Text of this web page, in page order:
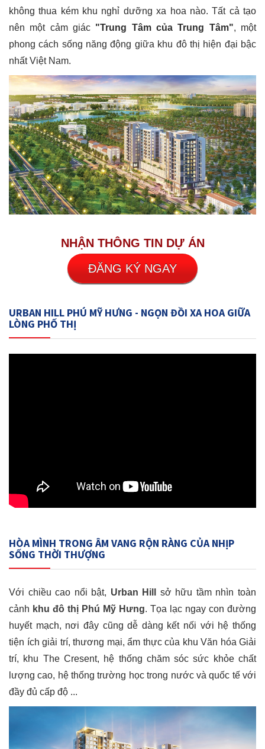
không thua kém khu nghỉ dưỡng xa hoa nào. Tất cả tạo
nên một cảm giác "Trung Tâm của Trung Tâm", một
phong cách sống năng động giữa khu đô thị hiện đại bậc
nhất Việt Nam.
NHẬN THÔNG TIN DỰ ÁN
ĐĂNG KÝ NGAY
URBAN HILL PHÚ MỸ HƯNG - NGỌN ĐỒI XA HOA GIỮA
LÒNG PHỐ THỊ
HÒA MÌNH TRONG ÂM VANG RỘN RÀNG CỦA NHỊP
SỐNG THỜI THƯỢNG
Với chiều cao nổi bật, Urban Hill
sở hữu tầm nhìn toàn
cảnh khu đô thị Phú Mỹ Hưng. Tọa lạc ngay con đường
huyết mạch, nơi đây cũng dễ dàng kết nối với hệ thống
tiện ích giải trí, thương mại, ẩm thực của khu Văn hóa Giải
trí, khu The Cresent, hệ thống chăm sóc sức khỏe chất
lượng cao, hệ thống trường học trong nước và quốc tế với
đầy đủ cấp độ ...